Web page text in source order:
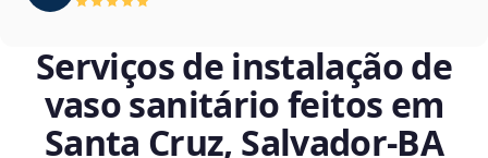
Serviços de instalação de
vaso sanitário feitos em
Santa Cruz, Salvador‑BA